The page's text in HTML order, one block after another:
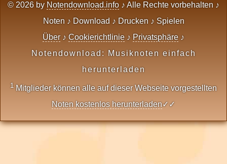
© 2026 by Notendownload.info ♪ Alle Rechte vorbehalten ♪
Noten ♪ Download ♪ Drucken ♪ Spielen
Über ♪ Cookierichtlinie ♪ Privatsphäre ♪
Notendownload: Musiknoten einfach
herunterladen
1 Mitglieder können alle auf dieser Webseite vorgestellten
Noten kostenlos herunterladen✓✓